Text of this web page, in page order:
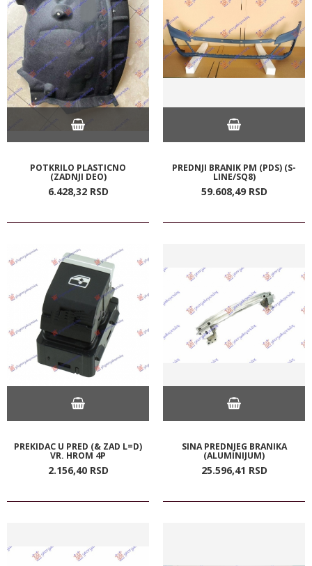
POTKRILO PLASTICNO
(ZADNJI DEO)
6.428,32 RSD
PREDNJI BRANIK PM (PDS) (S-
LINE/SQ8)
59.608,49 RSD
PREKIDAC U PRED (& ZAD L=D)
VR. HROM 4P
2.156,40 RSD
SINA PREDNJEG BRANIKA
(ALUMINIJUM)
25.596,41 RSD